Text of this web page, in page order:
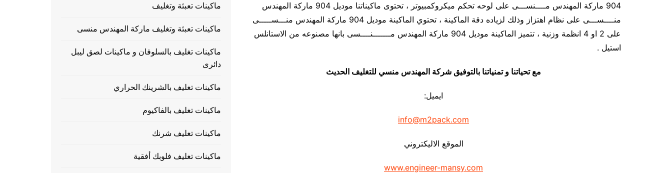
904 ماركة المهندس مــــنســـى على لوحه تحكم ميكروكمبيوتر ، تحتوى ماكيناتنا موديل 904 ماركة المهندس
منــــســـى على نظام اهتزاز وذلك لزياده دقة الماكينة ، تحتوي الماكينة موديل 904 ماركة المهندس منـــســـــى
على 2 او 4 انظمة وزنية ، تتميز الماكينة موديل 904 ماركة المهندس مـــــــنــــسى بانها مصنوعه من الاستانلس
استيل .
مع تحياتنا و تمنياتنا بالتوفيق شركة المهندس منسي للتغليف الحديث
ايميل:
info@m2pack.com
الموقع الاليكتروني
www.engineer-mansy.com
ماكينات تعبئة وتغليف
ماكينات تعبئة وتغليف ماركة المهندس منسى
ماكينات تغليف بالسلوفان و ماكينات لصق ليبل
دائرى
ماكينات تغليف بالشرينك الحراري
ماكينات تغليف بالفاكيوم
ماكينات تغليف شرنك
ماكينات تغليف فلوبك أفقية